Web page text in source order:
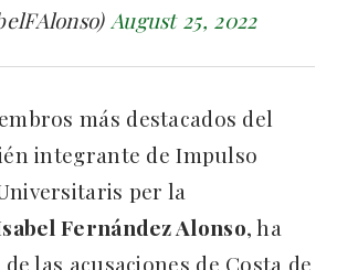
August 25, 2022
más destacados del
integrante de Impulso
per la
Fernández Alonso, ha
las acusaciones de Costa de